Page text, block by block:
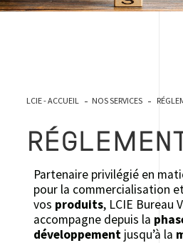
LCIE - ACCUEIL NOS SERVICES
Partenaire privilégié en
pour la commercialisation
vos produits, LCIE Bureau
accompagne depuis la
développement jusqu’à la